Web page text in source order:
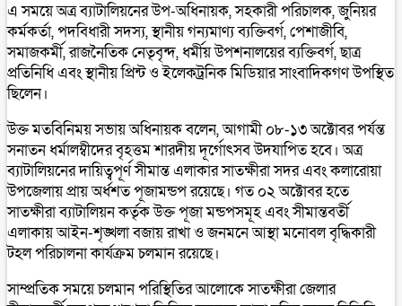
এ সময়ে অত্র ব্যাটালিয়নের উপ-অধিনায়ক, সহকারী পরিচালক, জুনিয়র
কর্মকর্তা, পদবিধারী সদস্য, স্থানীয় গন্যমাণ্য ব্যক্তিবর্গ, পেশাজীবি,
সমাজকর্মী, রাজনৈতিক নেতৃবৃন্দ, ধর্মীয় উপশনালয়ের ব্যক্তিবর্গ, ছাত্র
প্রতিনিধি এবং স্থানীয় প্রিন্ট ও ইলেকট্রনিক মিডিয়ার সাংবাদিকগণ উপস্থিত
ছিলেন।
উক্ত মতবিনিময় সভায় অধিনায়ক বলেন, আগামী ০৮-১৩ অক্টোবর পর্যন্ত
সনাতন ধর্মালম্বীদের বৃহত্তম শারদীয় দূর্গোৎসব উদযাপিত হবে। অত্র
ব্যাটালিয়নের দায়িত্বপূর্ণ সীমান্ত এলাকার সাতক্ষীরা সদর এবং কলারোয়া
উপজেলায় প্রায় অর্ধশত পূজামন্ডপ রয়েছে। গত ০২ অক্টোবর হতে
সাতক্ষীরা ব্যাটালিয়ন কর্তৃক উক্ত পূজা মন্ডপসমূহ এবং সীমান্তবর্তী
এলাকায় আইন-শৃঙ্খলা বজায় রাখা ও জনমনে আস্থা মনোবল বৃদ্ধিকারী
টহল পরিচালনা কার্যক্রম চলমান রয়েছে।
সাম্প্রতিক সময়ে চলমান পরিস্থিতির আলোকে সাতক্ষীরা জেলার